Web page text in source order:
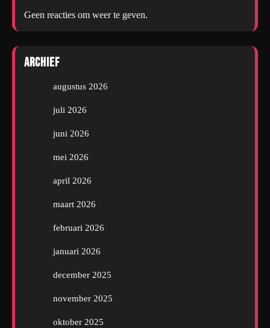
Geen reacties om weer te geven.
Archief
augustus 2026
juli 2026
juni 2026
mei 2026
april 2026
maart 2026
februari 2026
januari 2026
december 2025
november 2025
oktober 2025